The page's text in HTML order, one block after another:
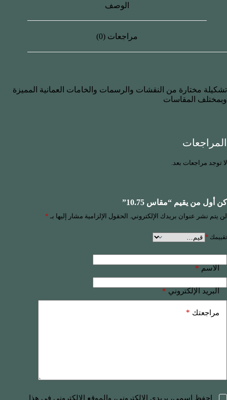
الوصف
مراجعات (0)
تشكيلة مختارة من النقشات والرسمات والخامات العمانية المميزة
وبمختلف المقاسات
المراجعات
لا توجد مراجعات بعد.
كن أول من يقيم “مقاس 10.75”
لن يتم نشر عنوان بريدك الإلكتروني. الحقول الإلزامية مشار إليها بـ *
تقييمك *
الاسم*
البريد الإلكتروني*
مراجعتك *
احفظ اسمي، بريدي الإلكتروني، والموقع الإلكتروني في هذا